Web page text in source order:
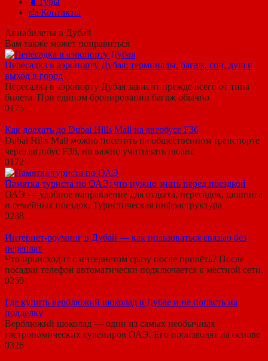
📩 Контакты
Авиабилеты в Дубай
Вам также может понравиться
Пересадка в аэропорту Дубая: терминалы, багаж, сон, душ и
выход в город
Пересадка в аэропорту Дубая зависит прежде всего от типа
билета. При едином бронировании багаж обычно
0175
Как доехать до Dubai Hills Mall на автобусе F36
Dubai Hills Mall можно посетить на общественном транспорте
через автобус F36, но важно учитывать нюанс
0172
Памятка туриста по ОАЭ: что нужно знать перед поездкой
ОАЭ — удобное направление для отдыха, пересадок, шопинга
и семейных поездок. Туристическая инфраструктура
0288
Интернет-роуминг в Дубай — как пользоваться связью без
переплат
Что происходит с интернетом сразу после прилёта? После
посадки телефон автоматически подключается к местной сети.
0259
Где купить верблюжий шоколад в Дубае и не попасть на
подделку
Верблюжий шоколад — один из самых необычных
гастрономических сувениров ОАЭ. Его производят на основе
0326